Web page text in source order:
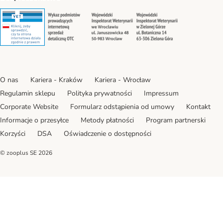
Security Security Security
O nas Kariera - Kraków
Kariera - Wrocław
Regulamin sklepu
Polityka prywatności
Impressum
Corporate Website
Formularz odstąpienia od umowy
Kontakt
Informacje o przesyłce
Metody płatności
Program partnerski
Korzyści
DSA Oświadczenie o dostępności
© zooplus SE 2026